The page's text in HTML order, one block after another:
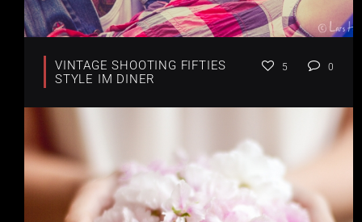
VINTAGE SHOOTING FIFTIES
STYLE IM DINER
5 0